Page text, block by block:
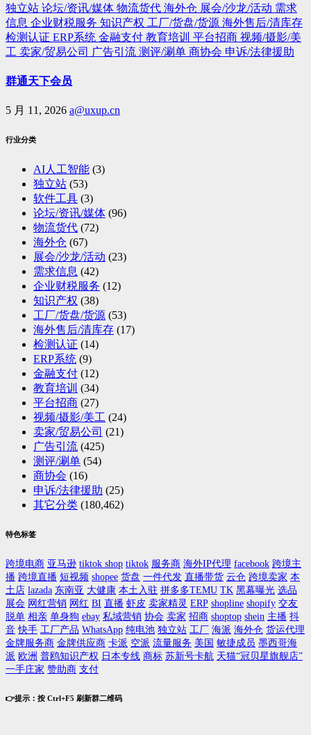
独立站 论坛/资讯/媒体 物流货代 海外仓 展会/沙龙/活动 需求
信息 企业财税服务 知识产权 工厂/货盘/货源 海外售后/清库存
检测认证 ERP系统 金融支付 教育培训 平台招商 视频/摄影/美
工 卖家/贸易公司 广告引流 测评/涮单 商协会 申诉/法律援助
群通天下会员
5 月 11, 2026 a@uxup.cn
行业分类
AI人工智能 (3)
独立站 (53)
软件工具 (3)
论坛/资讯/媒体 (96)
物流货代 (72)
海外仓 (67)
展会/沙龙/活动 (23)
需求信息 (42)
企业财税服务 (12)
知识产权 (38)
工厂/货盘/货源 (53)
海外售后/清库存 (17)
检测认证 (14)
ERP系统 (9)
金融支付 (12)
教育培训 (34)
平台招商 (27)
视频/摄影/美工 (24)
卖家/贸易公司 (21)
广告引流 (425)
测评/涮单 (54)
商协会 (16)
申诉/法律援助 (25)
其它分类 (180,462)
特色标签
跨境电商 亚马逊 tiktok shop tiktok 服务商 海外IP代理 facebook 跨境主
播 跨境直播 短视频 shopee 货盘 一件代发 直播带货 云仓 跨境卖家 本
土店 lazada 东南亚 大健康 本土入驻 拼多多TEMU TK 黑幕曝光 选品
展会 网红营销 网红 BI 直播 虾皮 卖家精灵 ERP shopline shopify 交友
脱单 相亲 单身狗 ebay 私域营销 协会 卖家 招商 shoptop shein 主播 抖
音 快手 工厂产品 WhatsApp 纯电池 独立站 工厂 海派 海外仓 货运代理
金牌服务商 金牌供应商 卡派 空派 流量服务 美国 敏捷成员 墨西哥海
派 欧洲 普鸥知识产权 日本专线 商标 苏新号卡航 天猫“冠贝星旗舰店”
一手庄家 赞助商 支付
👉提示：按 Ctrl+F5 刷新群二维码